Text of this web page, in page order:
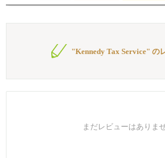
"Kennedy Tax Service" の
まだレビューはありませ